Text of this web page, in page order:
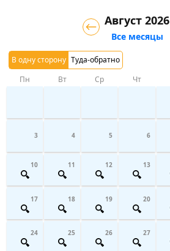
В одну сторону Туда-обратно
Август 2026
Все месяцы
Пн Вт Ср Чт
3 4 5 6
10 11 12 13
17 18 19 20
24 25 26 27